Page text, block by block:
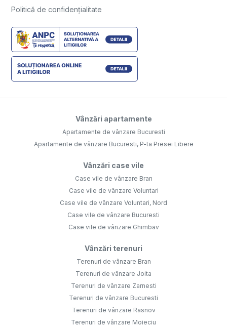
Politică de confidențialitate
Vânzări apartamente
Apartamente de vânzare Bucuresti
Apartamente de vânzare Bucuresti, P-ta Presei Libere
Vânzări case vile
Case vile de vânzare Bran
Case vile de vânzare Voluntari
Case vile de vânzare Voluntari, Nord
Case vile de vânzare Bucuresti
Case vile de vânzare Ghimbav
Vânzări terenuri
Terenuri de vânzare Bran
Terenuri de vânzare Joita
Terenuri de vânzare Zarnesti
Terenuri de vânzare Bucuresti
Terenuri de vânzare Rasnov
Terenuri de vânzare Moieciu